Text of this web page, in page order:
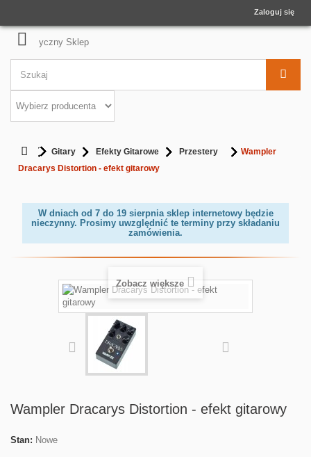
Zaloguj się
Gitary Efekty Gitarowe Przestery
Wampler
Dracarys Distortion - efekt gitarowy
W dniach od 7 do 19 sierpnia sklep internetowy będzie
nieczynny. Prosimy uwzględnić te terminy przy składaniu
zamówienia.
Zobacz większe
Wampler Dracarys Distortion - efekt gitarowy
Stan: Nowe